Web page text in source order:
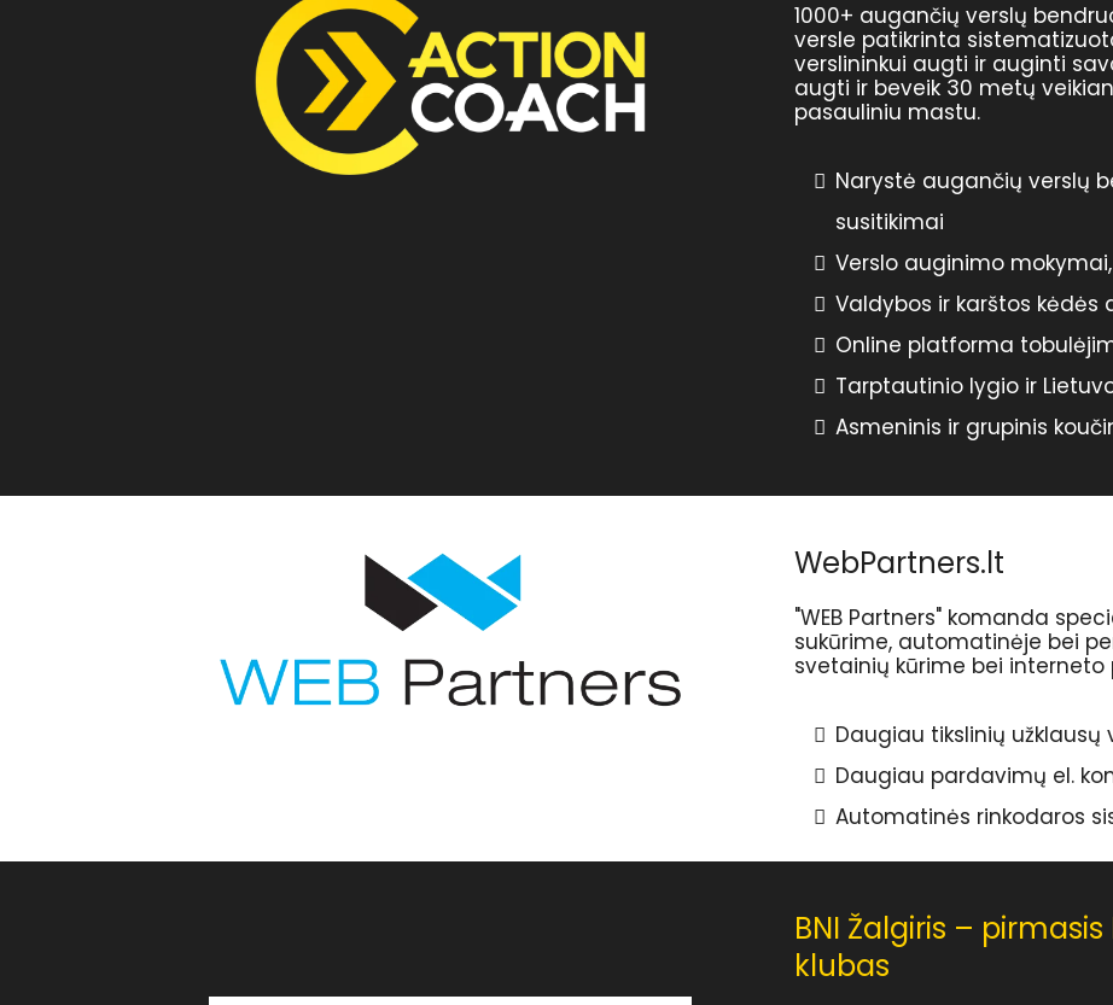
1000+ augančių verslų
versle patikrinta
verslininkui augti ir auginti
augti ir beveik 30 metų
pasauliniu mastu.
Narystė augančių verslų
susitikimai
Verslo auginimo
Valdybos ir karštos
Online platforma
Tarptautinio lygio ir
Asmeninis ir grupinis
WebPartners.lt
"WEB Partners" komanda
sukūrime, automatinėje bei
svetainių kūrime bei interneto
Daugiau tikslinių užklausų
Daugiau pardavimų el.
Automatinės rinkodaros
BNI Žalgiris –
klubas